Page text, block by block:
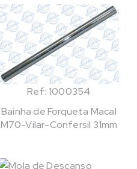
Ref: 1000354
Bainha de Forqueta Macal
M70-Vilar-Confersil 31mm